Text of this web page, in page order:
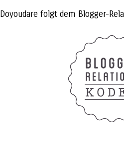
Doyoudare folgt dem Blogger-